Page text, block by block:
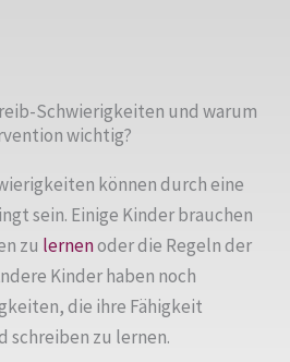
Schwierigkeiten und warum
wichtig?
können durch eine
sein. Einige Kinder brauchen
zu lernenoder die Regeln der
Kinder haben noch
die ihre Fähigkeit
schreiben zu lernen.